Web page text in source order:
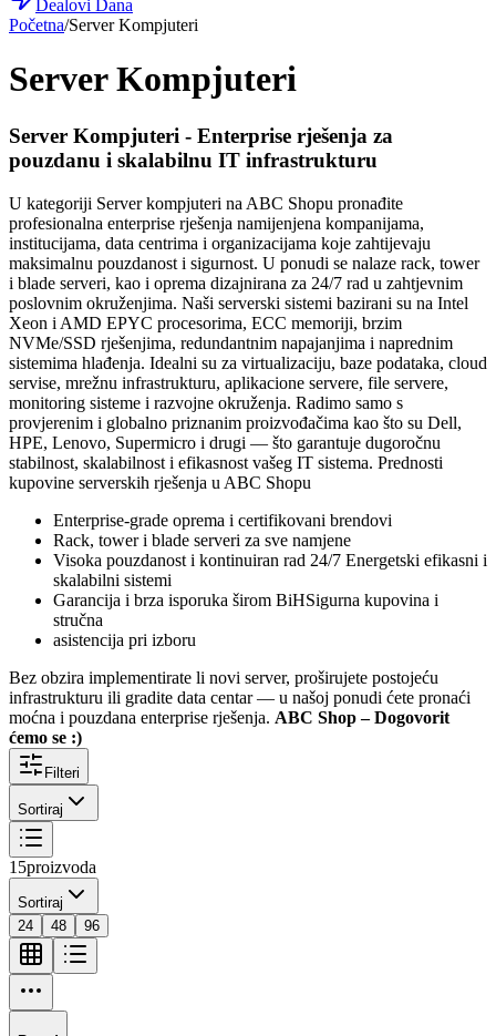
Dealovi Dana
Početna/Server Kompjuteri
Server Kompjuteri
Server Kompjuteri - Enterprise rješenja za
pouzdanu i skalabilnu IT infrastrukturu
U kategoriji Server kompjuteri na ABC Shopu pronađite
profesionalna enterprise rješenja namijenjena kompanijama,
institucijama, data centrima i organizacijama koje zahtijevaju
maksimalnu pouzdanost i sigurnost. U ponudi se nalaze rack, tower
i blade serveri, kao i oprema dizajnirana za 24/7 rad u zahtjevnim
poslovnim okruženjima. Naši serverski sistemi bazirani su na Intel
Xeon i AMD EPYC procesorima, ECC memoriji, brzim
NVMe/SSD rješenjima, redundantnim napajanjima i naprednim
sistemima hlađenja. Idealni su za virtualizaciju, baze podataka, cloud
servise, mrežnu infrastrukturu, aplikacione servere, file servere,
monitoring sisteme i razvojne okruženja. Radimo samo s
provjerenim i globalno priznanim proizvođačima kao što su Dell,
HPE, Lenovo, Supermicro i drugi — što garantuje dugoročnu
stabilnost, skalabilnost i efikasnost vašeg IT sistema. Prednosti
kupovine serverskih rješenja u ABC Shopu
Enterprise-grade oprema i certifikovani brendovi
Rack, tower i blade serveri za sve namjene
Visoka pouzdanost i kontinuiran rad 24/7 Energetski efikasni i
skalabilni sistemi
Garancija i brza isporuka širom BiHSigurna kupovina i
stručna
asistencija pri izboru
Bez obzira implementirate li novi server, proširujete postojeću
infrastrukturu ili gradite data centar — u našoj ponudi ćete pronaći
moćna i pouzdana enterprise rješenja. ABC Shop – Dogovorit
ćemo se :)
Filteri
Sortiraj
15proizvoda
Sortiraj
24
48 96